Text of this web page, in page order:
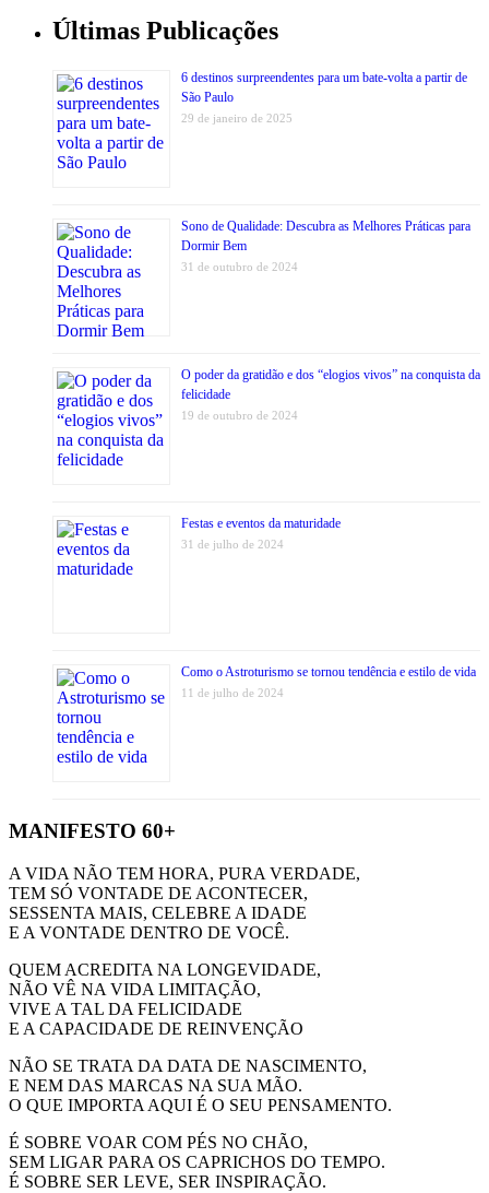
Últimas Publicações
6 destinos surpreendentes para um bate-volta a partir de
São Paulo
29 de janeiro de 2025
Sono de Qualidade: Descubra as Melhores Práticas para
Dormir Bem
31 de outubro de 2024
O poder da gratidão e dos “elogios vivos” na conquista da
felicidade
19 de outubro de 2024
Festas e eventos da maturidade
31 de julho de 2024
Como o Astroturismo se tornou tendência e estilo de vida
11 de julho de 2024
MANIFESTO 60+
A VIDA NÃO TEM HORA, PURA VERDADE,
TEM SÓ VONTADE DE ACONTECER,
SESSENTA MAIS, CELEBRE A IDADE
E A VONTADE DENTRO DE VOCÊ.
QUEM ACREDITA NA LONGEVIDADE,
NÃO VÊ NA VIDA LIMITAÇÃO,
VIVE A TAL DA FELICIDADE
E A CAPACIDADE DE REINVENÇÃO
NÃO SE TRATA DA DATA DE NASCIMENTO,
E NEM DAS MARCAS NA SUA MÃO.
O QUE IMPORTA AQUI É O SEU PENSAMENTO.
É SOBRE VOAR COM PÉS NO CHÃO,
SEM LIGAR PARA OS CAPRICHOS DO TEMPO.
É SOBRE SER LEVE, SER INSPIRAÇÃO.